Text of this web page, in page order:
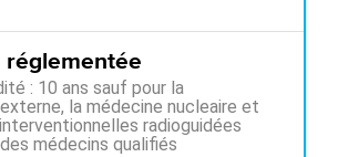
réglementée
: 10 ans sauf pour la
la médecine nucleaire et
radioguidées
médecins qualifiés